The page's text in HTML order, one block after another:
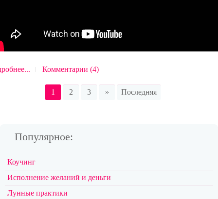
Комментарии (4)
1 2 3 » Последняя
Популярное:
Коучинг
Исполнение желаний и деньги
Лунные практики